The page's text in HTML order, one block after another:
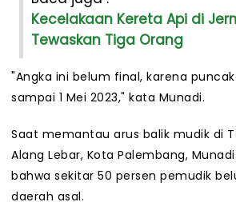
Kecelakaan Kereta Api di
Tewaskan Tiga Orang
"Angka ini belum final, karena
sampai 1 Mei 2023," kata Munadi.
Saat memantau arus balik mudik di
Alang Lebar, Kota Palembang,
bahwa sekitar 50 persen pemudik
daerah asal.